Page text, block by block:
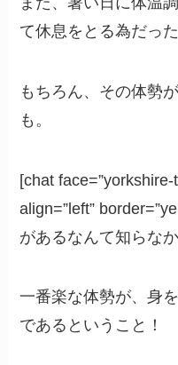
て休息をとる為だっ
もちろん、その体勢
も。
[chat face=”yorkshire-
align=”left”
があるなんて知らな
一番楽な体勢が、身
であるということ！